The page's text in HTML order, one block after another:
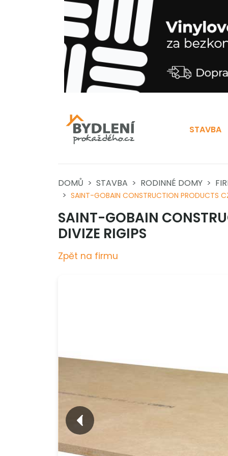
STAVBA
DOMŮ STAVBA RODINNÉ DOMY
SAINT-GOBAIN CONSTRUCTION PRODUCTS
SAINT-GOBAIN
DIVIZE RIGIPS
Zpět na firmu